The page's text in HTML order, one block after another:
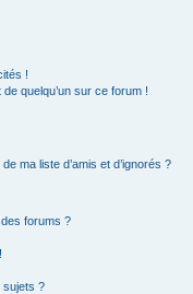
!
quelqu’un sur ce forum !
ma liste d’amis et d’ignorés ?
forums ?
sujets ?